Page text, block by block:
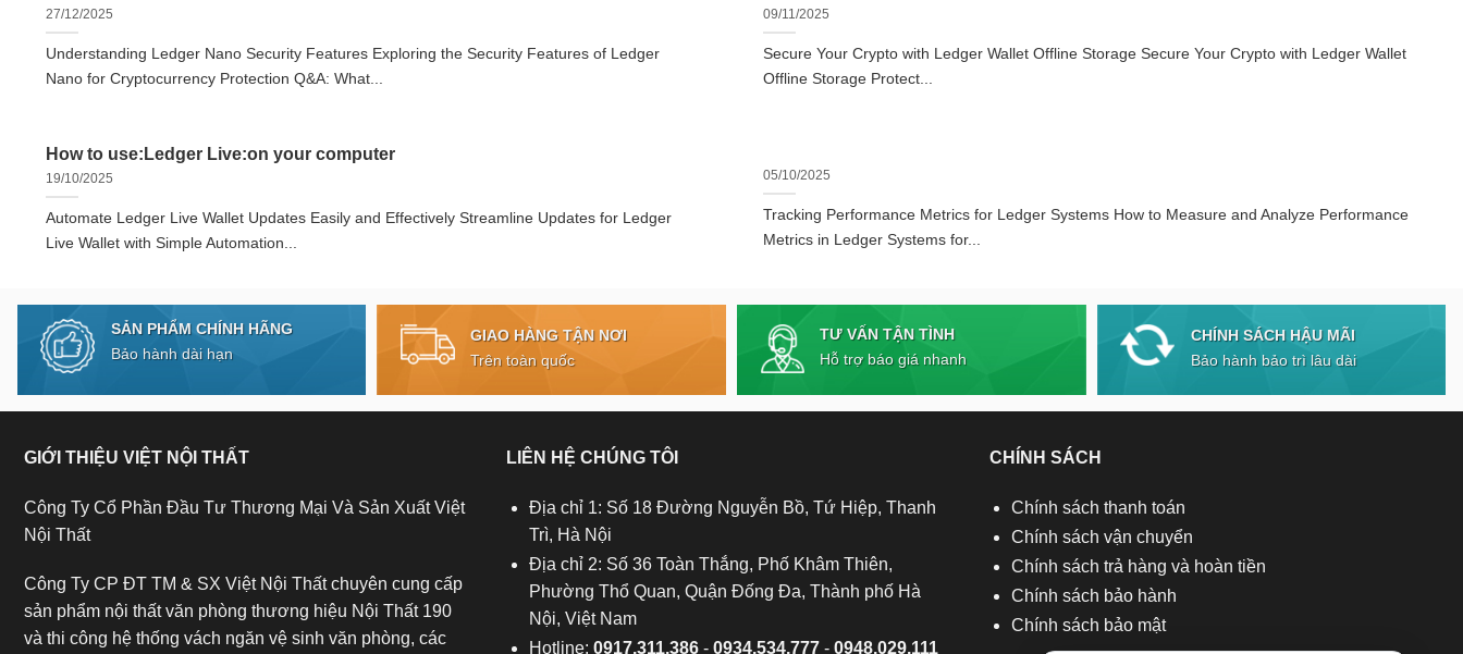
27/12/2025
Understanding Ledger Nano Security Features Exploring the Security Features of Ledger
Nano for Cryptocurrency Protection Q&A: What...
09/11/2025
Secure Your Crypto with Ledger Wallet Offline Storage Secure Your Crypto with Ledger Wallet
Offline Storage Protect...
How to use:Ledger Live:on your computer
19/10/2025
Automate Ledger Live Wallet Updates Easily and Effectively Streamline Updates for Ledger
Live Wallet with Simple Automation...
05/10/2025
Tracking Performance Metrics for Ledger Systems How to Measure and Analyze Performance
Metrics in Ledger Systems for...
SẢN PHẨM CHÍNH HÃNG
Bảo hành dài hạn
GIAO HÀNG TẬN NƠI
Trên toàn quốc
TƯ VẤN TẬN TÌNH
Hỗ trợ báo giá nhanh
CHÍNH SÁCH HẬU MÃI
Bảo hành bảo trì lâu dài
GIỚI THIỆU VIỆT NỘI THẤT
Công Ty Cổ Phần Đầu Tư Thương Mại Và Sản Xuất Việt
Nội Thất
Công Ty CP ĐT TM & SX Việt Nội Thất chuyên cung cấp
sản phẩm nội thất văn phòng thương hiệu Nội Thất 190
và thi công hệ thống vách ngăn vệ sinh văn phòng, các
LIÊN HỆ CHÚNG TÔI
Địa chỉ 1: Số 18 Đường Nguyễn Bồ, Tứ Hiệp, Thanh
Trì, Hà Nội
Địa chỉ 2: Số 36 Toàn Thắng, Phố Khâm Thiên,
Phường Thổ Quan, Quận Đống Đa, Thành phố Hà
Nội, Việt Nam
Hotline:0917.311.386 -0934.534.777 -0948.029.111
CHÍNH SÁCH
Chính sách thanh toán
Chính sách vận chuyển
Chính sách trả hàng và hoàn tiền
Chính sách bảo hành
Chính sách bảo mật